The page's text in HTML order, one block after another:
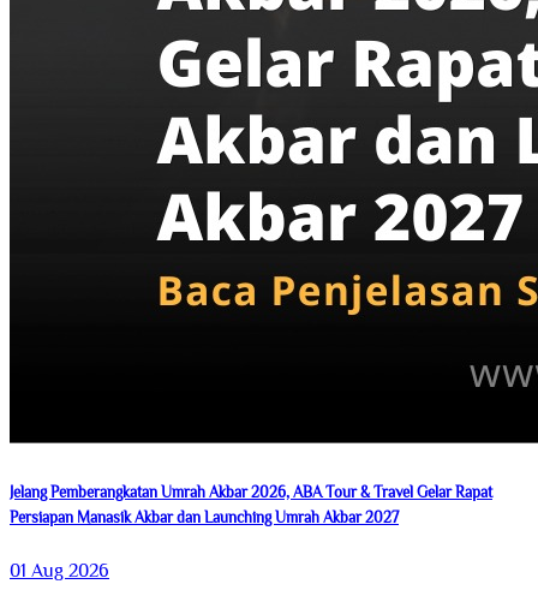
Jelang Pemberangkatan Umrah Akbar 2026, ABA Tour & Travel Gelar Rapat
Persiapan Manasik Akbar dan Launching Umrah Akbar 2027
01 Aug 2026